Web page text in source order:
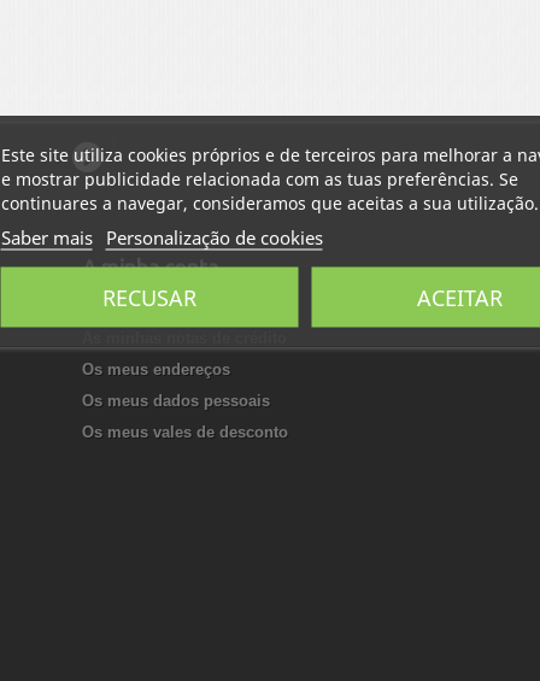
A minha conta
As minhas encomendas
Os meus endereços
Os meus dados pessoais
Os meus vales de desconto
Este site utiliza cookies próprios e de terceiros para melhorar a
e mostrar publicidade relacionada com as tuas preferências. Se
continuares a navegar, consideramos que aceitas a sua utilização.
Saber mais Personalização de cookies
RECUSAR ACEITAR